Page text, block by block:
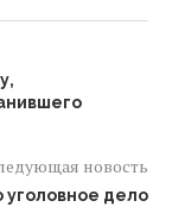
новость
уголовное дело